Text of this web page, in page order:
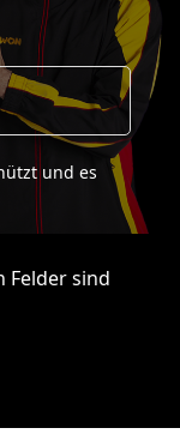
und es
Felder sind